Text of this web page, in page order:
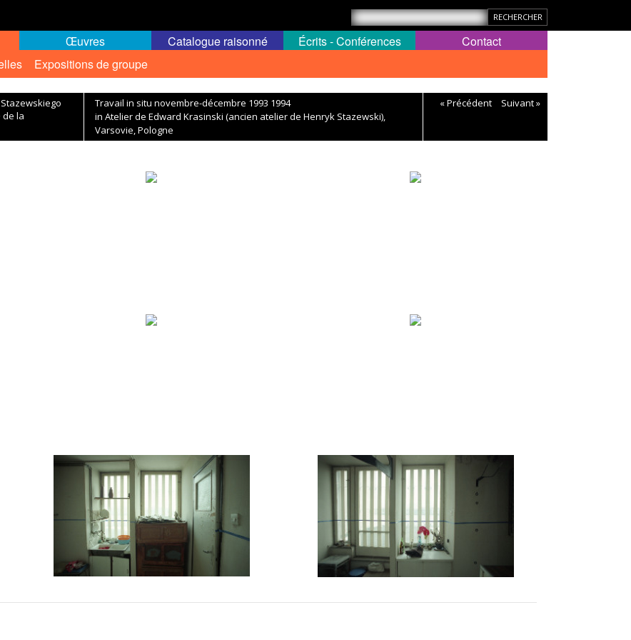
Expositions de groupe
Œuvres Catalogue raisonné Écrits - Conférences Contact
la
Travail in situ novembre-décembre 1993 1994
in Atelier de Edward Krasinski (ancien atelier de Henryk Stazewski),
Varsovie, Pologne
« Précédent Suivant »